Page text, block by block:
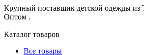
Крупный поставщик детской одежды из
Оптом .
Каталог товаров
Все товары